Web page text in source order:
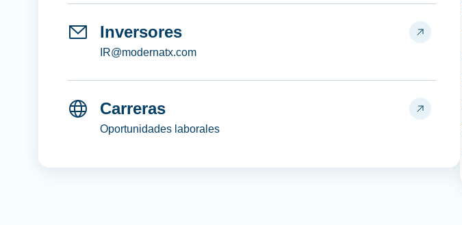
Inversores
IR@modernatx.com
Carreras
Oportunidades laborales